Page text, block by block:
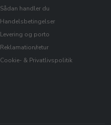
Sådan handler du
Handelsbetingelser
Levering og porto
Reklamation/retur
Cookie- & Privatlivspolitik